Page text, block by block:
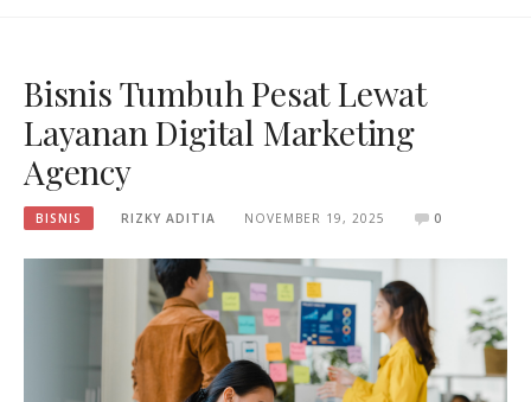
Bisnis Tumbuh Pesat Lewat
Layanan Digital Marketing
Agency
BISNIS RIZKY ADITIA NOVEMBER 19, 2025 0